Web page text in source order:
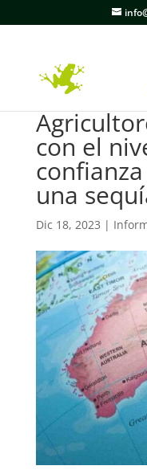
con el
una
Dic 18, 2023 |